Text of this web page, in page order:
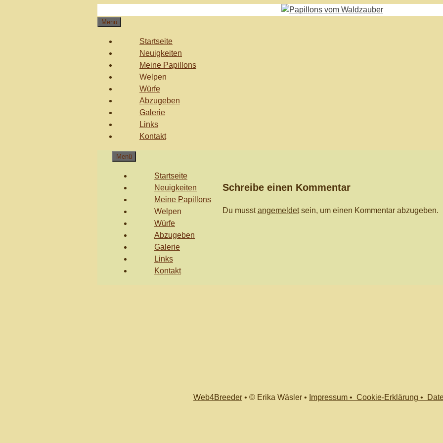
Menü
Startseite
Neuigkeiten
Meine Papillons
Welpen
Würfe
Abzugeben
Galerie
Links
Kontakt
Schreibe einen Kommentar
Du musstangemeldetsein, um einen Kommentar abzugeben.
Menü
Startseite
Neuigkeiten
Meine Papillons
Welpen
Würfe
Abzugeben
Galerie
Links
Kontakt
Web4Breeder • © Erika Wäsler • Impressum • Cookie-Erklärung •